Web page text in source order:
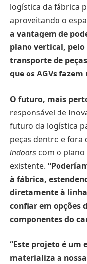
logística da fábrica
aproveitando o
a vantagem de
plano vertical,
transporte de
que os AGVs
O futuro, mais
responsável de
futuro da logística
peças dentro e fora
indoors com o plano
existente. “
à fábrica,
diretamente à
confiar em opções
componentes do
“Este projeto é um
materializa a